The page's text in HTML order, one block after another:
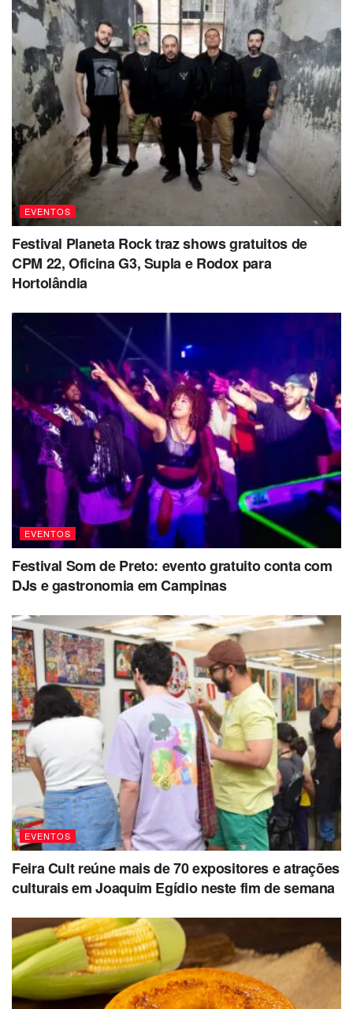
EVENTOS
Festival Planeta Rock traz shows gratuitos de
CPM 22, Oficina G3, Supla e Rodox para
Hortolândia
EVENTOS
Festival Som de Preto: evento gratuito conta com
DJs e gastronomia em Campinas
EVENTOS
Feira Cult reúne mais de 70 expositores e atrações
culturais em Joaquim Egídio neste fim de semana